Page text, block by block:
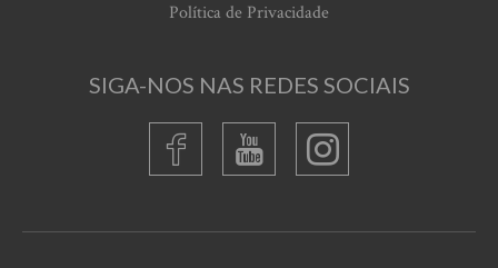
Política de Privacidade
SIGA-NOS NAS REDES SOCIAIS